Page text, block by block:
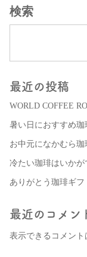
検索
最近の投稿
WORLD COFFEE
暑い日におすすめ
お中元になかむら
冷たい珈琲はいかが
ありがとう珈琲ギフ
最近のコメン
表示できるコメント